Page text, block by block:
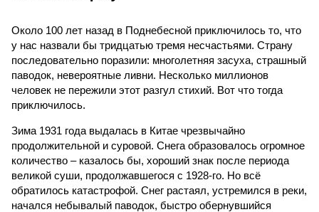
Около 100 лет назад в Поднебесной приключилось то, что
у нас назвали бы тридцатью тремя несчастьями. Страну
последовательно поразили: многолетняя засуха, страшный
паводок, невероятные ливни. Несколько миллионов
человек не пережили этот разгул стихий. Вот что тогда
приключилось.
Зима 1931 года выдалась в Китае чрезвычайно
продолжительной и суровой. Снега образовалось огромное
количество – казалось бы, хороший знак после периода
великой суши, продолжавшегося с 1928-го. Но всё
обратилось катастрофой. Снег растаял, устремился в реки,
начался небывалый паводок, быстро обернувшийся